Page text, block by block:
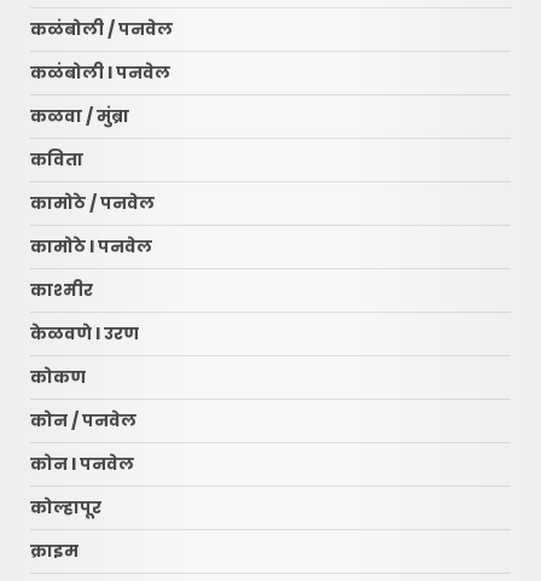
कळंबोली / पनवेल
कळंबोली l पनवेल
कळवा / मुंब्रा
कविता
कामोठे / पनवेल
कामोठे l पनवेल
काश्मीर
केळवणे l उरण
कोकण
कोन / पनवेल
कोन l पनवेल
कोल्हापूर
क्राइम